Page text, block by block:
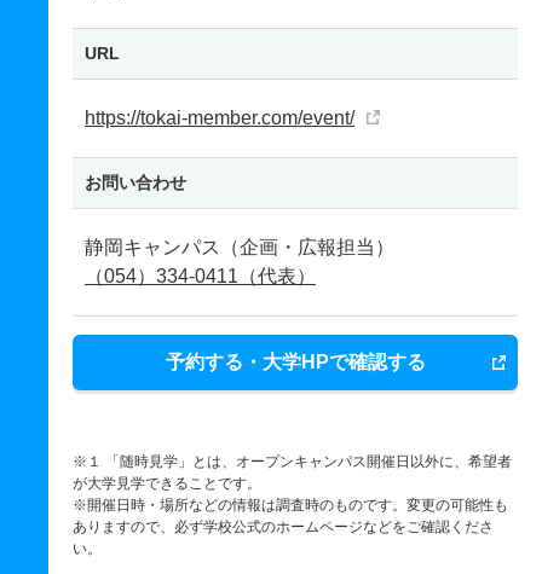
URL
https://tokai-member.com/event/
お問い合わせ
静岡キャンパス（企画・広報担当）
（054）334-0411（代表）
予約する・大学HPで確認する
※１ 「随時見学」とは、オープンキャンパス開催日以外に、希望者
が大学見学できることです。
※開催日時・場所などの情報は調査時のものです。変更の可能性も
ありますので、必ず学校公式のホームページなどをご確認くださ
い。